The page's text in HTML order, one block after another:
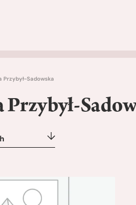
Przybył-Sadowska
Przybył-